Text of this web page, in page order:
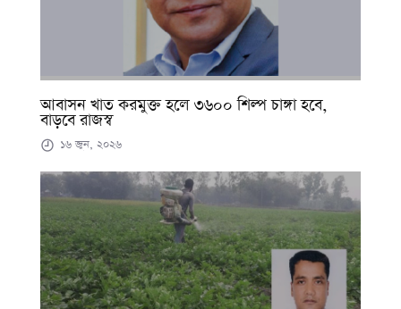
আবাসন খাত করমুক্ত হলে ৩৬০০ শিল্প চাঙ্গা হবে,
বাড়বে রাজস্ব
১৬ জুন, ২০২৬